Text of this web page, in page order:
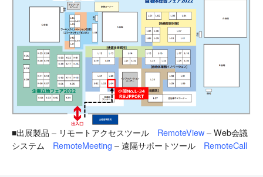
■出展製品 – リモートアクセスツール RemoteView– Web会議
システム RemoteMeeting – 遠隔サポートツール RemoteCall